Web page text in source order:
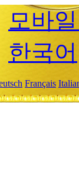
모바
한국어
Français